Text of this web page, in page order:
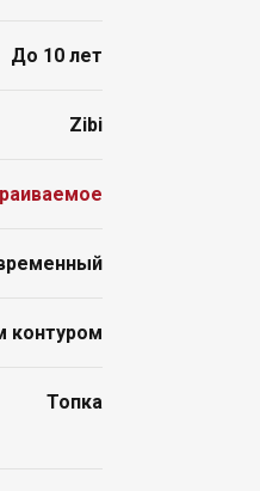
До 10 лет
Zibi
контуром
Топка